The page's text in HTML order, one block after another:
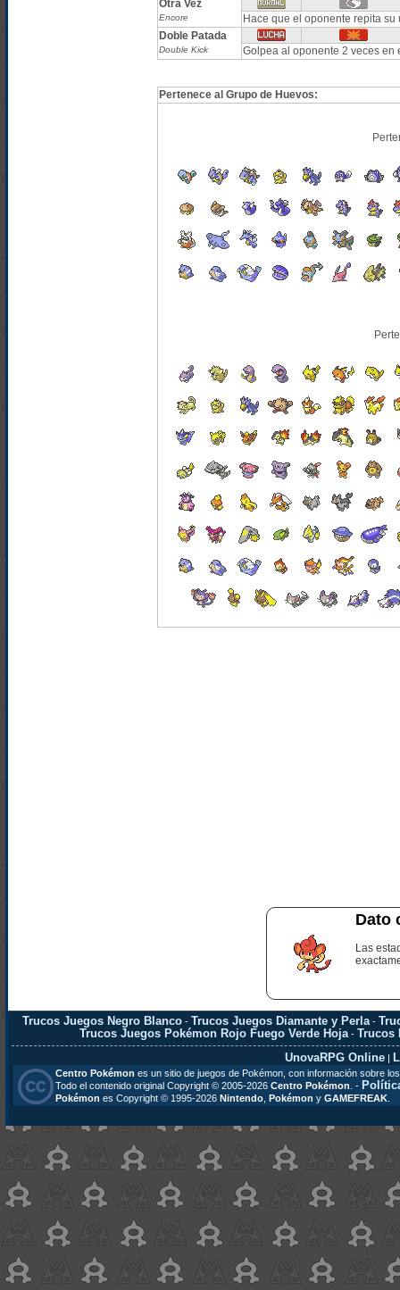
Otra Vez
Encore
Hace que el oponente repita
Doble Patada
Double Kick Golpea al oponente 2 veces en
Pertenece al Grupo de Huevos:
Dato
Las
Trucos Juegos Negro Blanco -Trucos Juegos Diamante y Perla -
Trucos Juegos Pokémon Rojo Fuego Verde Hoja -Trucos
UnovaRPG Online |
Centro Pokémon es un sitio de juegos de Pokémon, con información sobre
Todo el contenido original Copyright © 2005-2026 Centro Pokémon . -
Pokémon es Copyright © 1995-2026 Nintendo, Pokémon y GAMEFREAK.